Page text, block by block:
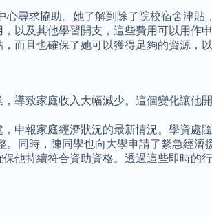
尋求協助。她了解到除了院校宿舍津
以及其他學習開支，這些費用可以用作
而且也確保了她可以獲得足夠的資源，
導致家庭收入大幅減少。這個變化讓他
申報家庭經濟狀況的最新情況。學資處
同時，陳同學也向大學申請了緊急經
他持續符合資助資格。透過這些即時的